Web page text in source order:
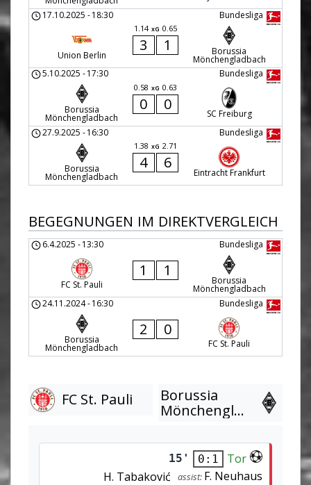
Bundesliga
17.10.2025 -18:30
Union Berlin
1.14 xG 0.65
3 1 Borussia
Mönchengladbach
Bundesliga
5.10.2025 -17:30
Borussia
Mönchengladbach
0.58 xG 0.63
0 0
SC Freiburg
Bundesliga
27.9.2025 -16:30
Borussia
Mönchengladbach
1.38 xG 2.71
4 6
Eintracht Frankfurt
BEGEGNUNGEN IM DIREKTVERGLEICH
Bundesliga
6.4.2025 -13:30
FC St. Pauli
1 1
Borussia
Mönchengladbach
Bundesliga
24.11.2024-16:30
Borussia
Mönchengladbach
2 0
FC St. Pauli
FC St. Pauli
Borussia
Mönchengladbach
15' 0:1
Tor
H. Tabaković
assist: F. Neuhaus